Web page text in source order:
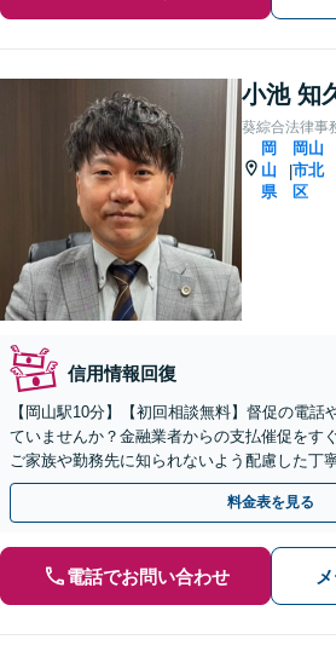
小池 知
葵綜合法律事
岡
山
県
|
岡山
市北
区
信用情報回復
【岡山駅10分】【初回相談無料】督促の電話
ていませんか？金融業者からの支払催促をす
ご家族や勤務先に知られないよう配慮した丁
す。まずはご相談ください。【夜間・休日相
料金表を見る
電話でお問い合わせ